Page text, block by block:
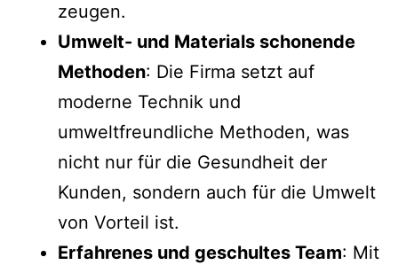
zeugen.
Umwelt- und Materials schonende
Methoden: Die Firma setzt auf
moderne Technik und
umweltfreundliche Methoden, was
nicht nur für die Gesundheit der
Kunden, sondern auch für die Umwelt
von Vorteil ist.
Erfahrenes und geschultes Team: Mit